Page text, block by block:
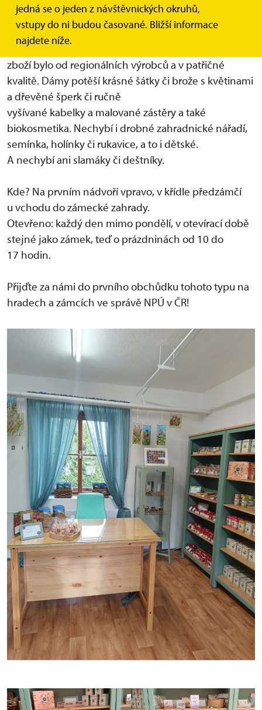
jedná se o jeden z návštěvnických okruhů,
vstupy do ni budou časované. Bližší informace
najdete níže.
tematikou, ale také byliny, sirupy, marmelády, čaje,
med, pastilky, zámecké madlenky podle
dochovaného historického receptu. Snažíme se, aby
zboží bylo od regionálních výrobců a v patřičné
kvalitě. Dámy potěší krásné šátky či brože s květinami
a dřevěné šperk či ručně
vyšívané kabelky a malované zástěry a také
biokosmetika. Nechybí i drobné zahradnické nářadí,
semínka, holínky či rukavice, a to i dětské.
A nechybí ani slamáky či deštníky.
Kde? Na prvním nádvoří vpravo, v křídle předzámčí
u vchodu do zámecké zahrady.
Otevřeno: každý den mimo pondělí, v otevírací době
stejné jako zámek, teď o prázdninách od 10 do
17 hodin.
Přijďte za námi do prvního obchůdku tohoto typu na
hradech a zámcích ve správě NPÚ v ČR!